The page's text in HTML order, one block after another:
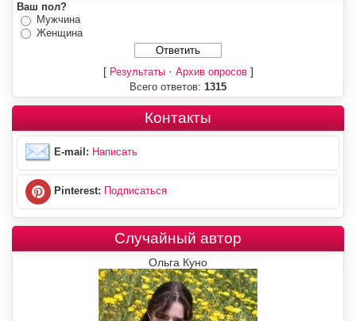
Ваш пол?
Мужчина
Женщина
[ Результаты· Архив опросов]
Всего ответов: 1315
Контакты
E-mail: Написать
Pinterest: Подписаться
Случайный автор
Ольга Куно